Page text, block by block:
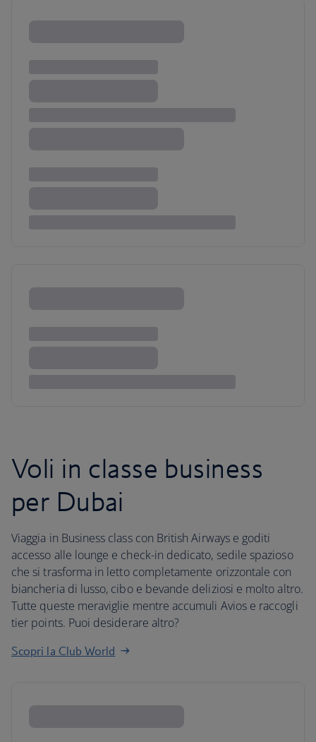
Voli in classe business
per Dubai
Viaggia in Business class con British Airways e goditi
accesso alle lounge e check-in dedicato, sedile spazioso
che si trasforma in letto completamente orizzontale con
biancheria di lusso, cibo e bevande deliziosi e molto altro.
Tutte queste meraviglie mentre accumuli Avios e raccogli
tier points. Puoi desiderare altro?
Scopri la Club World